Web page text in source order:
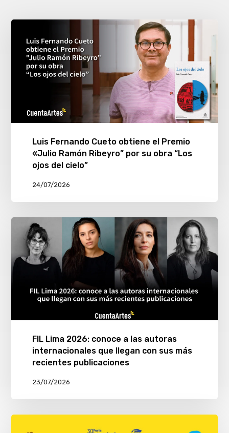
Luis Fernando Cueto obtiene el Premio
«Julio Ramón Ribeyro” por su obra “Los
ojos del cielo”
24/07/2026
FIL Lima 2026: conoce a las autoras
internacionales que llegan con sus más
recientes publicaciones
23/07/2026